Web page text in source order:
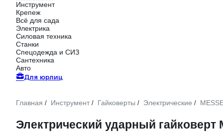
Инструмент
Крепеж
Всё для сада
Электрика
Силовая техника
Станки
Спецодежда и СИЗ
Сантехника
Авто
Для юрлиц
Главная / Инструмент / Гайковерты / Электрические /
Электрический ударный гайковерт